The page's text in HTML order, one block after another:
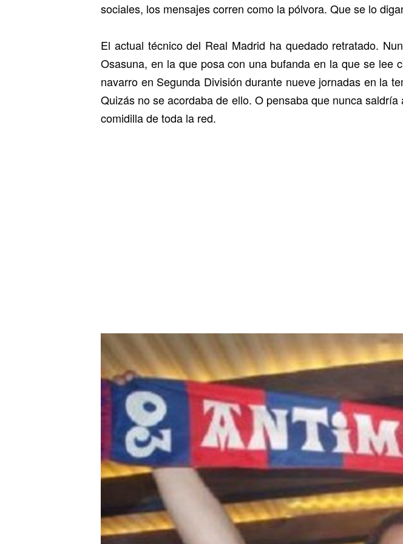
sociales, los mensajes corren como la pólvora. Que se lo
El actual técnico del Real Madrid ha quedado retratado.
Osasuna, en la que posa con una bufanda en la que se lee
navarro en Segunda División durante nueve jornadas en la
Quizás no se acordaba de ello. O pensaba que nunca
comidilla de toda la red.